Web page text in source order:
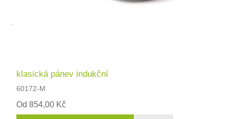
klasická pánev indukční
60172-M
Od 854,00 Kč